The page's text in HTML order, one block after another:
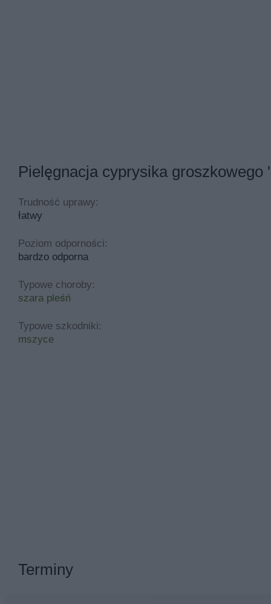
Pielęgnacja cyprysika groszkowego
Trudność uprawy:
łatwy
Poziom odporności:
bardzo odporna
Typowe choroby:
szara pleśń
Typowe szkodniki:
mszyce
Terminy